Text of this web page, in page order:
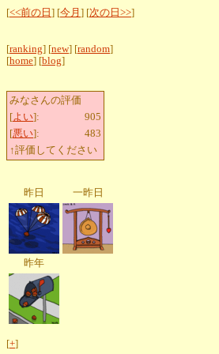
[<<前の日 ] [今月 ] [次の日>>]
[ranking] [new] [random]
[home] [blog]
みなさんの評価
[よい]:
905
[悪い]:
483
↑評価してください
昨日 一昨日
昨年
[+]